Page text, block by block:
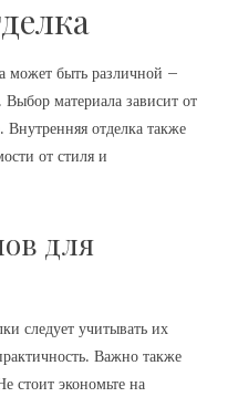
может быть различной –
материала зависит от
отделка также
от стиля и
для
следует учитывать их
Важно также
стоит экономьте на